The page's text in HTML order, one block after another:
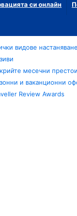
си онлайн
видове настаняване
месечни престои
и ваканционни
Review Awards